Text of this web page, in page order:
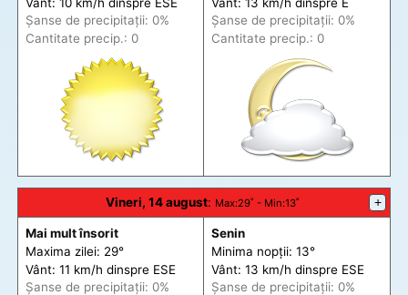
Șanse de precipitații: 0%
Cantitate precip.: 0
Șanse de precipitații: 0%
Cantitate precip.: 0
Vineri, 14 august: Max:29˚ - Min:13˚ +
Mai mult însorit
Maxima zilei: 29°
Vânt: 11 km/h dinspre ESE
Șanse de precipitații: 0%
Senin
Minima nopții: 13°
Vânt: 13 km/h dinspre ESE
Șanse de precipitații: 0%